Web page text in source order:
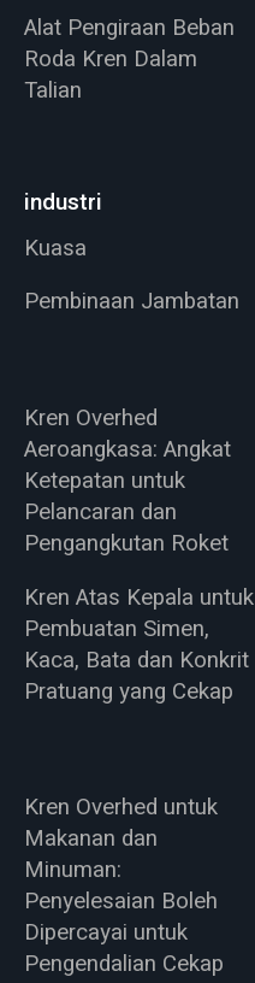
Alat Pengiraan Beban
Roda Kren Dalam
Talian
industri
Kuasa
Pembinaan Jambatan
Kren Overhed
Aeroangkasa: Angkat
Ketepatan untuk
Pelancaran dan
Pengangkutan Roket
Kren Atas Kepala untuk
Pembuatan Simen,
Kaca, Bata dan Konkrit
Pratuang yang Cekap
Kren Overhed untuk
Makanan dan
Minuman:
Penyelesaian Boleh
Dipercayai untuk
Pengendalian Cekap